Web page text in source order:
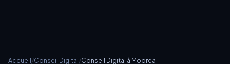
Accueil /Conseil Digital /Conseil Digital à Moorea